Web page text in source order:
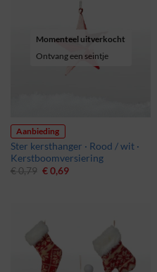
Momenteel uitverkocht
Ontvang een seintje
Aanbieding
Ster kersthanger · Rood / wit ·
Kerstboomversiering
€0,79 Oorspronkelijke
prijs
€0,69Huidige